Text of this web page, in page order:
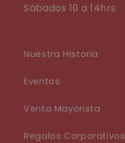
Sábados 10 a 14hrs
Nuestra Historia
Eventos
Venta Mayorista
Regalos Corporativos